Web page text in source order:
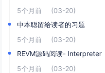
5个月前
(03-20)
中本聪留给读者的习题
5个月前
(03-20)
REVM源码阅读- Interpreter
5个月前
(03-20)